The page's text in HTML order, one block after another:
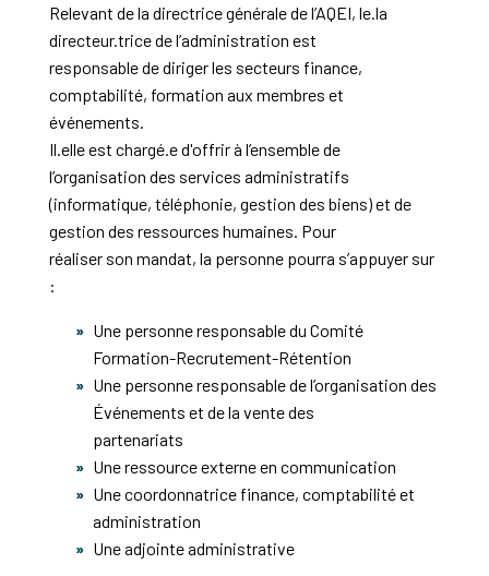
Relevant de la directrice générale de l’AQEI, le.la
directeur.trice de l’administration est
responsable de diriger les secteurs finance,
comptabilité, formation aux membres et
événements.
Il.elle est chargé.e d'offrir à l’ensemble de
l’organisation des services administratifs
(informatique, téléphonie, gestion des biens) et de
gestion des ressources humaines. Pour
réaliser son mandat, la personne pourra s’appuyer sur
:
Une personne responsable du Comité
Formation-Recrutement-Rétention
Une personne responsable de l’organisation des
Événements et de la vente des
partenariats
Une ressource externe en communication
Une coordonnatrice finance, comptabilité et
administration
Une adjointe administrative